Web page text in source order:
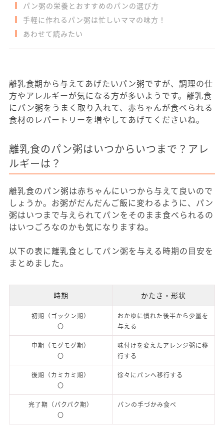
パン粥の栄養とおすすめのパンの選び方
手軽に作れるパン粥は忙しいママの味方！
あわせて読みたい
離乳食期から与えてあげたいパン粥ですが、調理の仕
方やアレルギーが気になる方が多いようです。離乳食
にパン粥をうまく取り入れて、赤ちゃんが食べられる
食材のレパートリーを増やしてあげてくださいね。
離乳食のパン粥はいつからいつまで？アレ
ルギーは？
離乳食のパン粥は赤ちゃんにいつから与えて良いので
しょうか。お粥がだんだんご飯に変わるように、パン
粥はいつまで与えられてパンをそのまま食べられるの
はいつごろなのかも気になりますね。
以下の表に離乳食としてパン粥を与える時期の目安を
まとめました。
時期 かたさ・形状
初期（ゴックン期）
〇
おかゆに慣れた後半から少量を
与える
中期（モグモグ期）
〇
味付けを変えたアレンジ粥に移
行する
後期（カミカミ期）
〇
徐々にパンへ移行する
完了期（パクパク期）
〇
パンの手づかみ食べ